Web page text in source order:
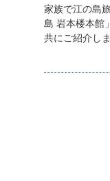
家族で江の島
島 岩本楼本館
共にご紹介しま